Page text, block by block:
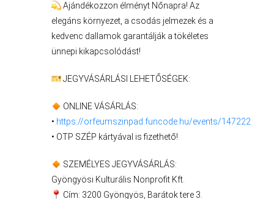
FEJLESZTÉSEK
KÖRNYEZETVÉDELEM
TELEPÜLÉSRENDEZÉS
STRATÉGIÁK
KONCEPCIÓK
BEJELENTŐ
Ajándékozzon élményt Nőnapra! Az
elegáns környezet, a csodás jelmezek és a
kedvenc dallamok garantálják a tökéletes
ünnepi kikapcsolódást!
JEGYVÁSÁRLÁSI LEHETŐSÉGEK:
ONLINE VÁSÁRLÁS:
• https://orfeumszinpad.funcode.hu/events/147222
• OTP SZÉP kártyával is fizethető!
SZEMÉLYES JEGYVÁSÁRLÁS:
Gyöngyösi Kulturális Nonprofit Kft.
Cím: 3200 Gyöngyös, Barátok tere 3.